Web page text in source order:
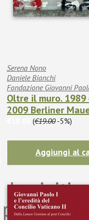
Serena Nono
Daniele Bianchi
Fondazione Giovanni
Oltre il muro. 1989
2009 Berliner
(€19.00-5%)
Aggiungi al
Iscriviti
per